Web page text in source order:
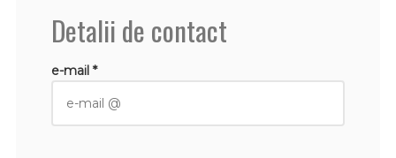
Detalii de contact
e-mail *